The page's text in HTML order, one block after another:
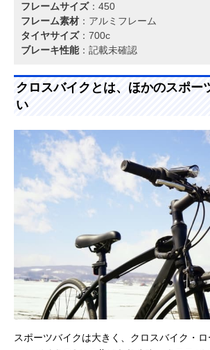
フレームサイズ：450
フレーム素材 ：アルミフレーム
タイヤサイズ：700c
ブレーキ性能：記載未確認
クロスバイクとは、ほかのスポー
い
スポーツバイクは大きく、クロスバイク・